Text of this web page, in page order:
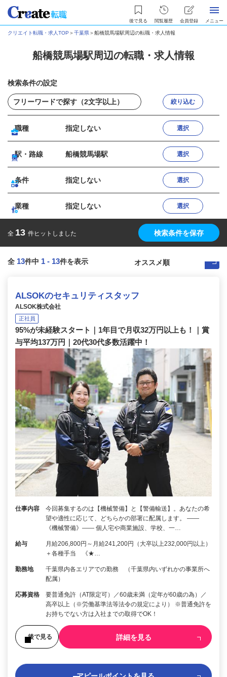
後で見る 閲覧履歴 会員登録 メニュー
クリエイト転職・求人TOP ＞千葉県＞船橋競馬場駅周辺の転職・求人情報
船橋競馬場駅周辺の転職・求人情報
検索条件の設定
絞り込む
職種 指定しない 選択
駅・路線 船橋競馬場駅 選択
条件 指定しない 選択
業種 指定しない 選択
全 13 件ヒットしました 検索条件を保存
全 13件中 1 - 13件を表示
ALSOKのセキュリティスタッフ
ALSOK株式会社
正社員
95%が未経験スタート｜1年目で月収32万円以上も！｜賞
与平均137万円｜20代30代多数活躍中！
仕事内容
今回募集するのは【機械警備】と【警備輸送】。あなたの希
望や適性に応じて、どちらかの部署に配属します。 ――
《機械警備》―― 個人宅や商業施設、学校、一…
給与
月給206,800円～月給241,200円（大卒以上232,000円以上）
＋各種手当 《★…
勤務地
千葉県内各エリアでの勤務 （千葉県内いずれかの事業所へ
配属）
応募資格
要普通免許（AT限定可）／60歳未満（定年が60歳の為）／
高卒以上（※労働基準法等法令の規定により） ※普通免許を
お持ちでない方は入社までの取得でOK！
後で見る 詳細を見る